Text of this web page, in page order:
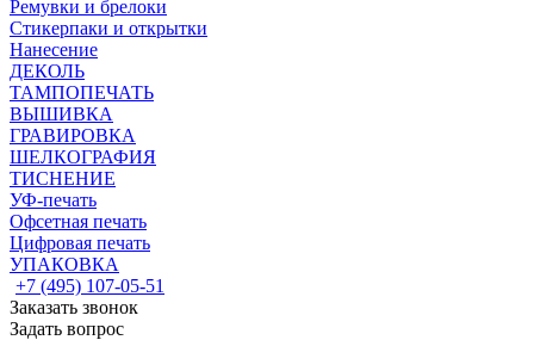
Ремувки и брелоки
Стикерпаки и открытки
Нанесение
ДЕКОЛЬ
ТАМПОПЕЧАТЬ
ВЫШИВКА
ГРАВИРОВКА
ШЕЛКОГРАФИЯ
ТИСНЕНИЕ
УФ-печать
Офсетная печать
Цифровая печать
УПАКОВКА
+7 (495) 107-05-51
Заказать звонок
Задать вопрос